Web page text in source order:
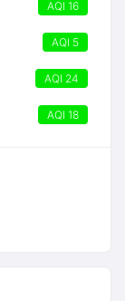
AQI 16
AQI 5
AQI 24
AQI 18